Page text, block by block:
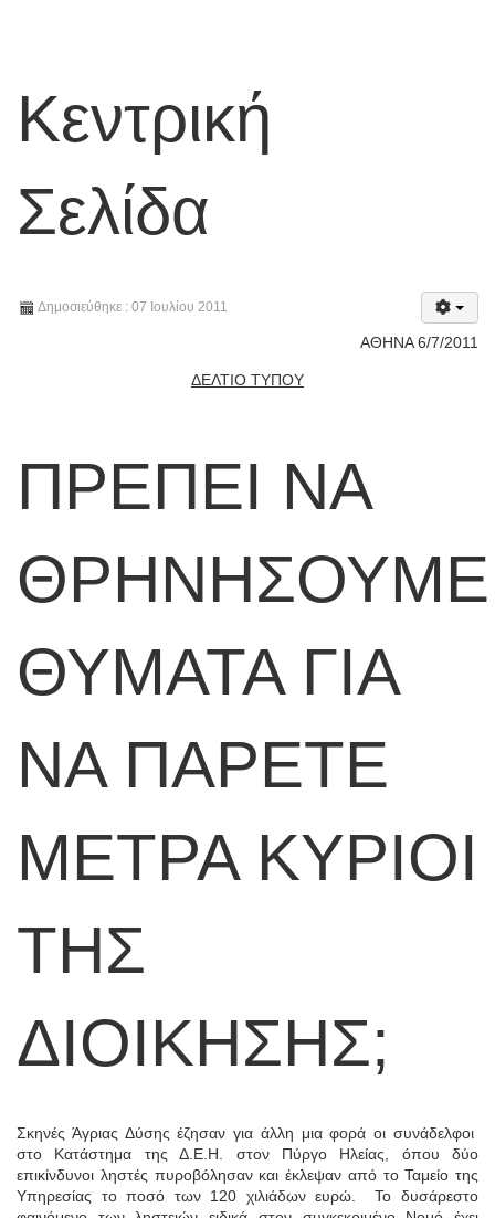
Κεντρική
Σελίδα
Δημοσιεύθηκε : 07 Ιουλίου 2011
ΑΘΗΝΑ 6/7/2011
ΔΕΛΤΙΟ ΤΥΠΟΥ
ΠΡΕΠΕΙ ΝΑ
ΘΡΗΝΗΣΟΥΜΕ
ΘΥΜΑΤΑ ΓΙΑ
ΝΑ ΠΑΡΕΤΕ
ΜΕΤΡΑ ΚΥΡΙΟΙ
ΤΗΣ
ΔΙΟΙΚΗΣΗΣ;
Σκηνές Άγριας Δύσης έζησαν για άλλη μια φορά οι συνάδελφοι
στο Κατάστημα της Δ.Ε.Η. στον Πύργο Ηλείας, όπου δύο
επικίνδυνοι ληστές πυροβόλησαν και έκλεψαν από το Ταμείο της
Υπηρεσίας το ποσό των 120 χιλιάδων ευρώ. Το δυσάρεστο